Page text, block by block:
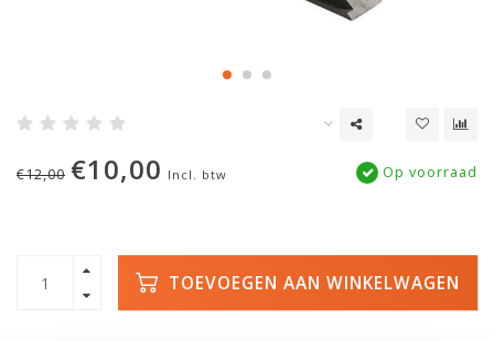
€12,00 €10,00 Incl. btw Op voorraad
TOEVOEGEN AAN WINKELWAGEN